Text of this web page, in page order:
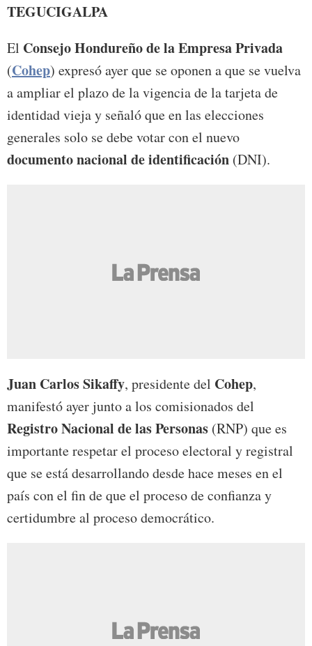
TEGUCIGALPA
El Consejo Hondureño de la Empresa Privada
(Cohep) expresó ayer que se oponen a que se vuelva
a ampliar el plazo de la vigencia de la tarjeta de
identidad vieja y señaló que en las elecciones
generales solo se debe votar con el nuevo
documento nacional de identificación (DNI).
Juan Carlos Sikaffy, presidente del Cohep,
manifestó ayer junto a los comisionados del
Registro Nacional de las Personas (RNP) que es
importante respetar el proceso electoral y registral
que se está desarrollando desde hace meses en el
país con el fin de que el proceso de confianza y
certidumbre al proceso democrático.